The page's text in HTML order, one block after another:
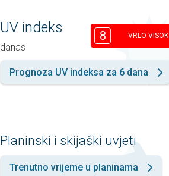
UV indeks
danas
8 VRLO VISOK
Prognoza UV indeksa za 6 dana
Planinski i skijaški uvjeti
Trenutno vrijeme u planinama